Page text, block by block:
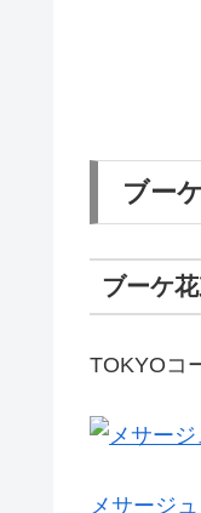
ブー
ブーケ
TOKYOコ
メサージ